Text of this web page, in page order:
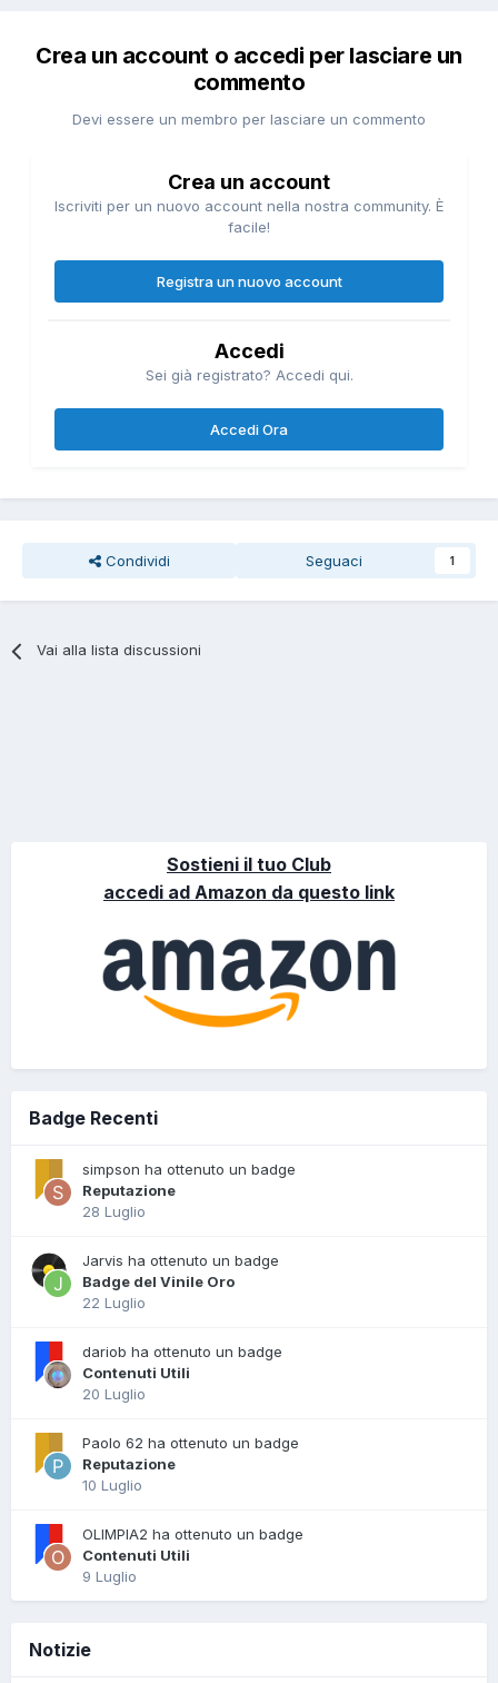
Crea un account o accedi per lasciare un
commento
Devi essere un membro per lasciare un commento
Crea un account
Iscriviti per un nuovo account nella nostra community. È
facile!
Registra un nuovo account
Accedi
Sei già registrato? Accedi qui.
Accedi Ora
Condividi Seguaci 1
Vai alla lista discussioni
Sostieni il tuo Club
accedi ad Amazon da questo link
Badge Recenti
simpson ha ottenuto un badge
Reputazione
28 Luglio
Jarvis ha ottenuto un badge
Badge del Vinile Oro
22 Luglio
dariob ha ottenuto un badge
Contenuti Utili
20 Luglio
Paolo 62 ha ottenuto un badge
Reputazione
10 Luglio
OLIMPIA2 ha ottenuto un badge
Contenuti Utili
9 Luglio
Notizie